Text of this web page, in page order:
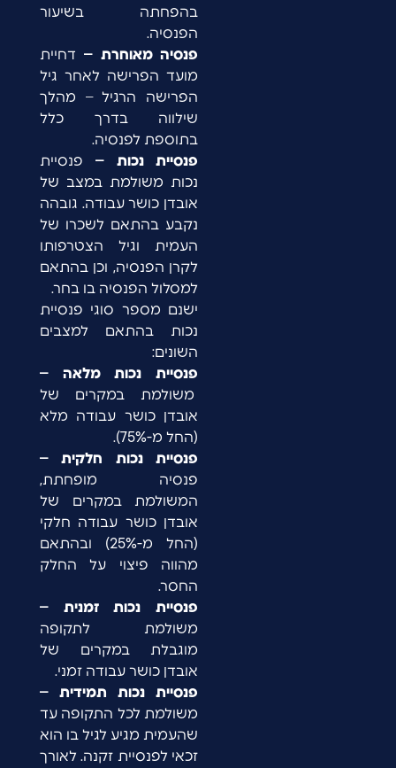
בהפחתה בשיעור
הפנסיה.
פנסיה מאוחרת –דחיית
מועד הפרישה לאחר גיל
הפרישה הרגיל – מהלך
שילווה בדרך כלל
בתוספת לפנסיה.
פנסיית נכות –פנסיית
נכות משולמת במצב של
אובדן כושר עבודה. גובהה
נקבע בהתאם לשכרו של
העמית וגיל הצטרפותו
לקרן הפנסיה, וכן בהתאם
למסלול הפנסיה בו בחר.
ישנם מספר סוגי פנסיית
נכות בהתאם למצבים
השונים:
פנסיית נכות מלאה –
משולמת במקרים של
אובדן כושר עבודה מלא
(החל מ-75%).
פנסיית נכות חלקית –
פנסיה מופחתת,
המשולמת במקרים של
אובדן כושר עבודה חלקי
(החל מ-25%) ובהתאם
מהווה פיצוי על החלק
החסר.
פנסיית נכות זמנית –
משולמת לתקופה
מוגבלת במקרים של
אובדן כושר עבודה זמני.
פנסיית נכות תמידית –
משולמת לכל התקופה עד
שהעמית מגיע לגיל בו הוא
זכאי לפנסיית זקנה. לאורך